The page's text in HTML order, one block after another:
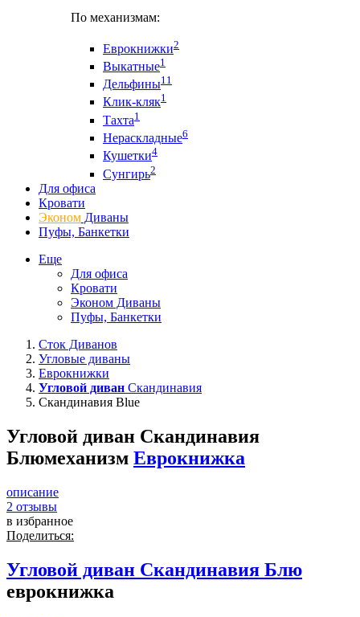
По механизмам:
Еврокнижки2
Выкатные1
Дельфины11
Клик-кляк1
Тахта1
Нераскладные6
Кушетки4
Сунгирь2
Для офиса
Кровати
Эконом Диваны
Пуфы, Банкетки
Еще
Для офиса
Кровати
Эконом Диваны
Пуфы, Банкетки
Сток Диванов
Угловые диваны
Еврокнижки
Угловой диван Скандинавия
Скандинавия Blue
Угловой диван Скандинавия
Блюмеханизм Еврокнижка
описание
2 отзывы
в избранное
Поделиться:
Угловой диван Скандинавия Блю
еврокнижка